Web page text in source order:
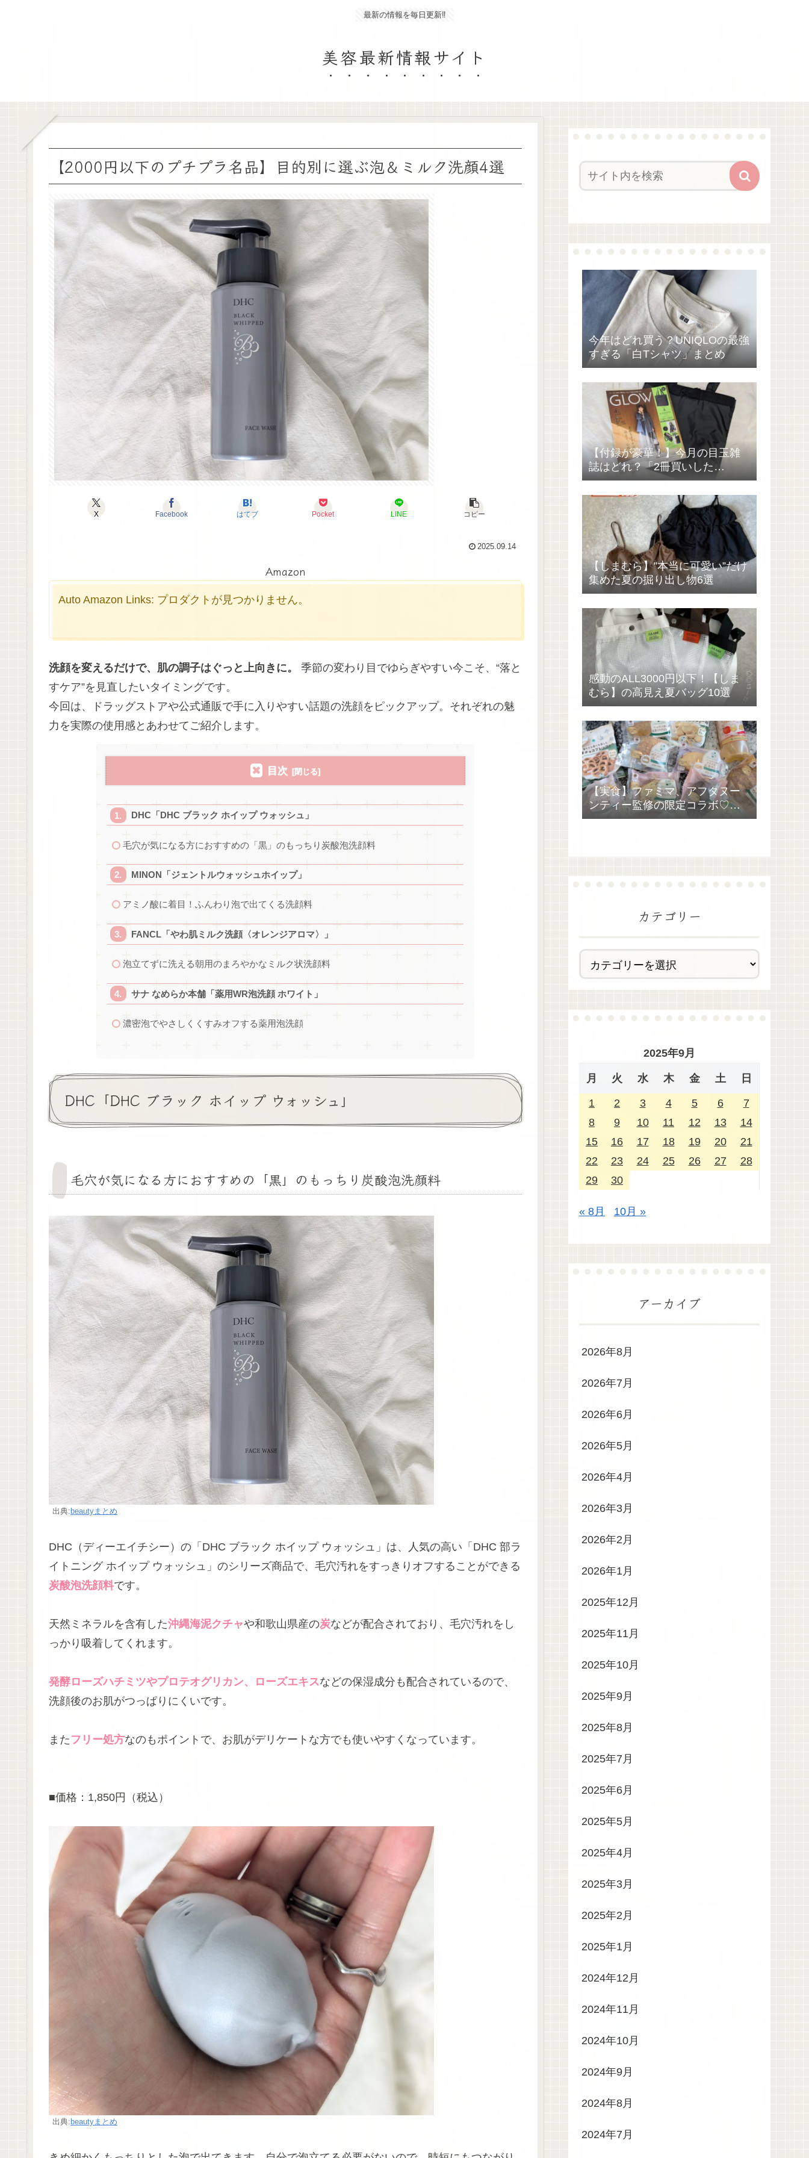
最新の情報を毎日更新‼
美容最新情報サイト
【2000円以下のプチプラ名品】目的別に選ぶ泡＆ミルク洗顔4選
X Facebook はてブ Pocket LINE コピー
2025.09.14
Amazon
Auto Amazon Links: プロダクトが見つかりません。
洗顔を変えるだけで、肌の調子はぐっと上向きに。
季節の変わり目でゆらぎやすい今こそ、“落と
すケア”を見直したいタイミングです。
今回は、ドラッグストアや公式通販で手に入りやすい話題の洗顔をピックアップ。それぞれの魅
力を実際の使用感とあわせてご紹介します。
目次
DHC「DHC ブラック ホイップ ウォッシュ」
毛穴が気になる方におすすめの「黒」のもっちり炭酸泡洗顔料
MINON「ジェントルウォッシュホイップ」
アミノ酸に着目！ふんわり泡で出てくる洗顔料
FANCL「やわ肌ミルク洗顔〈オレンジアロマ〉」
泡立てずに洗える朝用のまろやかなミルク状洗顔料
サナ なめらか本舗「薬用WR泡洗顔 ホワイト」
濃密泡でやさしくくすみオフする薬用泡洗顔
DHC「DHC ブラック ホイップ ウォッシュ」
毛穴が気になる方におすすめの「黒」のもっちり炭酸泡洗顔料
出典: beautyまとめ
DHC（ディーエイチシー）の「DHC ブラック ホイップ ウォッシュ」は、人気の高い「DHC 部ラ
イトニング ホイップ ウォッシュ」のシリーズ商品で、毛穴汚れをすっきりオフすることができる
炭酸泡洗顔料です。
天然ミネラルを含有した沖縄海泥クチャや和歌山県産の炭などが配合されており、毛穴汚れをし
っかり吸着してくれます。
発酵ローズハチミツやプロテオグリカン、ローズエキスなどの保湿成分も配合されているので、
洗顔後のお肌がつっぱりにくいです。
また フリー処方なのもポイントで、お肌がデリケートな方でも使いやすくなっています。
■価格：1,850円（税込）
出典: beautyまとめ
今年はどれ買う？UNIQLOの最強
すぎる「白Tシャツ」まとめ
【付録が豪華！】今月の目玉雑
誌はどれ？「2冊買いした
い……」
【しまむら】”本当に可愛い”だけ
集めた夏の掘り出し物6選
感動のALL3000円以下！【しま
むら】の高見え夏バッグ10選
【実食】ファミマ、アフタヌー
ンティー監修の限定コラボ♡過
去最多全28種類が絶品過ぎた！
カテゴリー
2025年9月
月 火 水 木 金 土 日
1 2 3 4 5 6
7
8
9 10 11 12 13
14
15
16 17 18 19 20
21
22
23 24 25 26 27
28
29
30
« 8月 10月 »
アーカイブ
2026年8月
2026年7月
2026年6月
2026年5月
2026年4月
2026年3月
2026年2月
2026年1月
2025年12月
2025年11月
2025年10月
2025年9月
2025年8月
2025年7月
2025年6月
2025年5月
2025年4月
2025年3月
2025年2月
2025年1月
2024年12月
2024年11月
2024年10月
2024年9月
2024年8月
2024年7月